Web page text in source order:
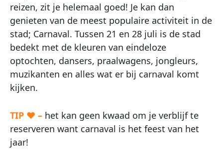
reizen, zit je helemaal goed! Je kan dan
genieten van de meest populaire activiteit in de
stad; Carnaval. Tussen 21 en 28 juli is de stad
bedekt met de kleuren van eindeloze
optochten, dansers, praalwagens, jongleurs,
muzikanten en alles wat er bij carnaval komt
kijken.
TIP ♥ – het kan geen kwaad om je verblijf te
reserveren want carnaval is het feest van het
jaar!